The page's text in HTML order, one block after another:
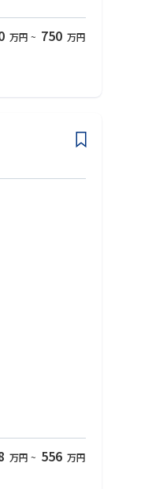
万円 ~ 750 万円
万円 ~ 556 万円